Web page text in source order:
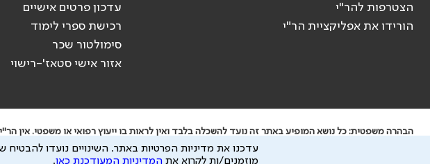
הצטרפות להר"י
הורידו את אפליקציית הר"י
עדכון פרטים אישיים
רכישת ספרי לימוד
סימולטור שכר
אזור אישי סטאז'-רישוי
הבהרה משפטית: כל נושא המופיע באתר זה נועד להשכלה בלבד ואין לראות בו ייעוץ רפואי או משפטי. אין
ידוע לי שהר"י אוספת ושומרת מידע אישי לצורך מתן השרות וכי חלק ממנו עשוי להיות מועבר לצדדים
עדכנו את מדיניות הפרטיות באתר. השינויים נועדו
מוזמנים/ות לקרוא את המדיניות המעודכנת כאן.